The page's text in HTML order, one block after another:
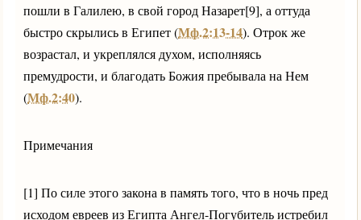
пошли в Галилею, в свой город Назарет[9], а оттуда
быстро скрылись в Египет (Мф.2:13-14). Отрок же
возрастал, и укреплялся духом, исполняясь
премудрости, и благодать Божия пребывала на Нем
(Мф.2:40).
Примечания
[1] По силе этого закона в память того, что в ночь пред
исходом евреев из Египта Ангел-Погубитель истребил